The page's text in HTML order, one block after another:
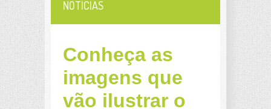
NOTÍCIAS
Conheça as
imagens que
vão ilustrar o